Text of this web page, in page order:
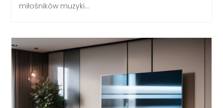
miłośników muzyki...